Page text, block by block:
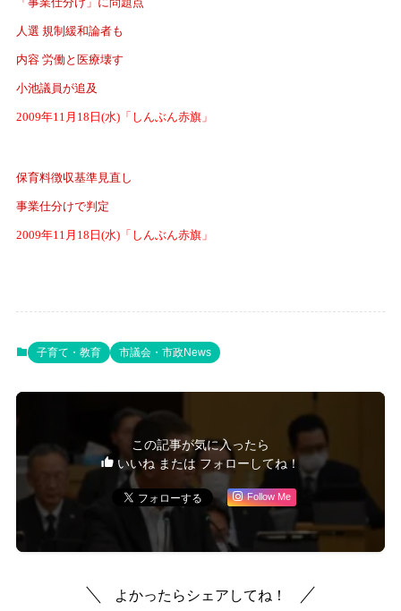
人選 規制緩和論者も
内容 労働と医療壊す
小池議員が追及
2009年11月18日(水)「しんぶん赤旗」
保育料徴収基準見直し
事業仕分けで判定
2009年11月18日(水)「しんぶん赤旗」
子育て・教育 市議会・市政News
この記事が気に入ったら
いいね または フォローしてね！
Follow Me
よかったらシェアしてね！